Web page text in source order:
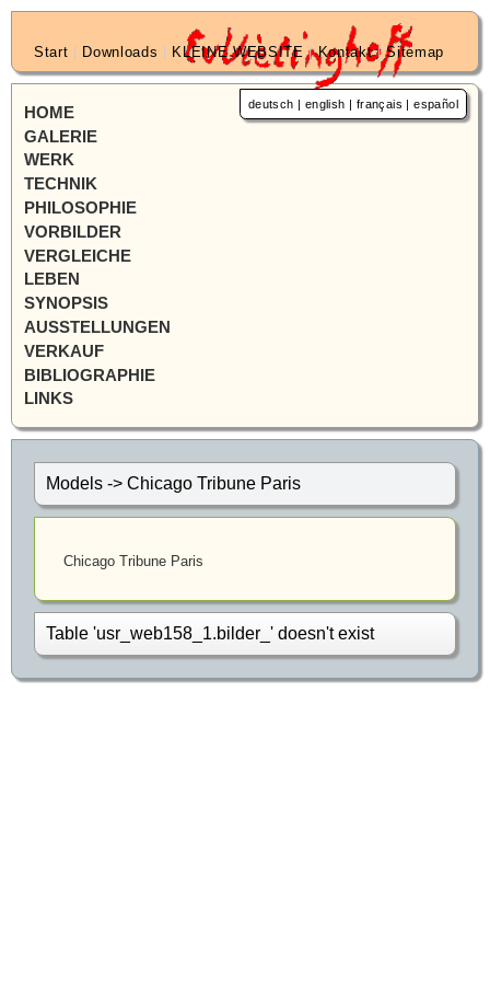
Start Downloads KLEINE WEBSITE |Kontakt|Sitemap
deutsch | english | français |español
HOME
GALERIE
WERK
TECHNIK
PHILOSOPHIE
VORBILDER
VERGLEICHE
LEBEN
SYNOPSIS
AUSSTELLUNGEN
VERKAUF
BIBLIOGRAPHIE
LINKS
Models -> Chicago Tribune Paris
Chicago Tribune Paris
Table 'usr_web158_1.bilder_' doesn't exist